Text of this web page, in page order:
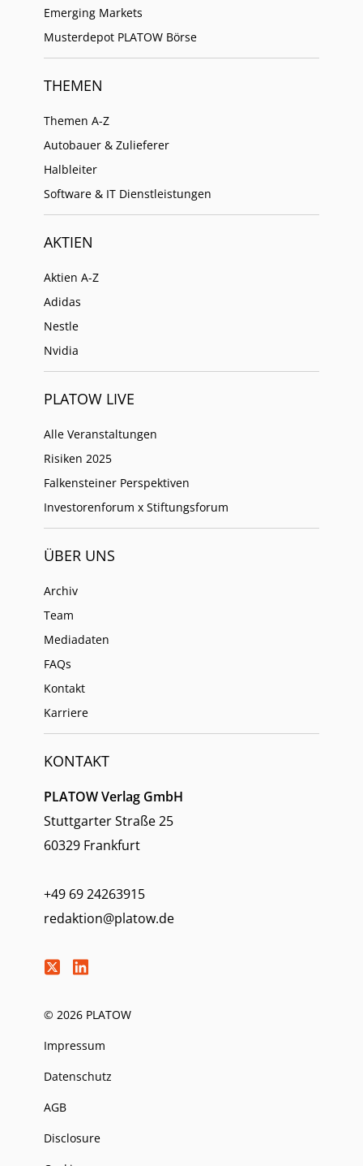
Emerging Markets
Musterdepot PLATOW Börse
THEMEN
Themen A-Z
Autobauer & Zulieferer
Halbleiter
Software & IT Dienstleistungen
AKTIEN
Aktien A-Z
Adidas
Nestle
Nvidia
PLATOW LIVE
Alle Veranstaltungen
Risiken 2025
Falkensteiner Perspektiven
Investorenforum x Stiftungsforum
ÜBER UNS
Archiv
Team
Mediadaten
FAQs
Kontakt
Karriere
KONTAKT
PLATOW Verlag GmbH
Stuttgarter Straße 25
60329 Frankfurt
+49 69 24263915
redaktion@platow.de
© 2026 PLATOW
Impressum
Datenschutz
AGB
Disclosure